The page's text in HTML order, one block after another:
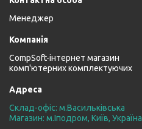
Менеджер
CompSoft-інтернет магазин
комп'ютерних комплектуючих
Склад-офіс: м.Васильківська
Магазин: м.Іподром, Київ, Україна